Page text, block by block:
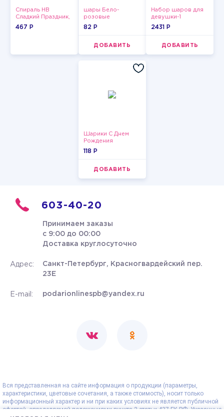
Спираль HB
Сладкий Праздник,
12 шт.
467 P
шары Бело-
розовые
пастельные
82 P
ДОБАВИТЬ
Набор шаров для
девушки-1
2431 P
ДОБАВИТЬ
Шарики С Днем
Рождения
118 P
ДОБАВИТЬ
603-40-20
Принимаем заказы
с 9:00 до 00:00
Доставка круглосуточно
Адрес:
Санкт-Петербург, Красногвардейский пер.
23Е
E-mail: podarionlinespb@yandex.ru
Вся представленная на сайте информация о продукции (параметры,
характеристики, цветовые сочетания, а также стоимость), носит только
информационный характер и ни при каких условиях не является публичной
офертой, определяемой положениями пункта 2 статьи 437 ГК РФ. Указанные